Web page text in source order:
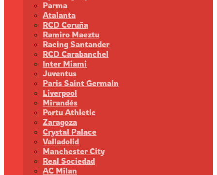
Parma
Atalanta
RCD Coruña
Ramiro Maeztu
Racing Santander
RCD Carabanchel
Inter Miami
Juventus
Paris Saint Germain
Liverpool
Mirandés
Portu Athletic
Zaragoza
Crystal Palace
Valladolid
Manchester City
Real Sociedad
AC Milan